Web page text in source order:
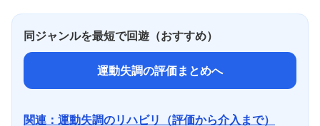
同ジャンルを最短で回遊（おすすめ）
運動失調の評価まとめへ
関連：運動失調のリハビリ（評価から介入まで）